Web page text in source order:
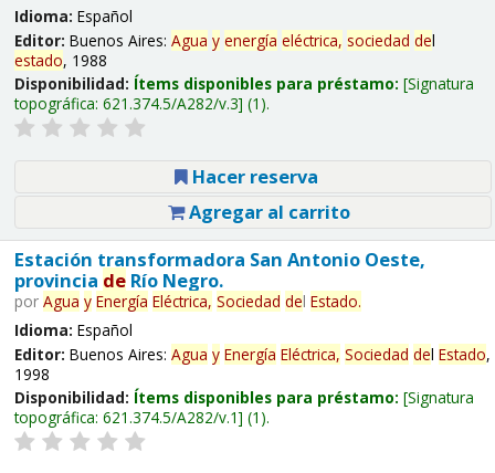
Idioma: Español
Editor: Buenos Aires: Agua y energía eléctrica, sociedad del
estado, 1988
Disponibilidad: Ítems disponibles para préstamo: Signatura
topográfica: 621.374.5/A282/v.3 (1).
Hacer reserva
Agregar al carrito
Estación transformadora San Antonio Oeste,
provincia deRío Negro.
por Agua y Energía Eléctrica, Sociedad del Estado.
Idioma: Español
Editor: Buenos Aires: Agua y Energía Eléctrica, Sociedad del Estado,
1998
Disponibilidad: Ítems disponibles para préstamo: Signatura
topográfica: 621.374.5/A282/v.1 (1).